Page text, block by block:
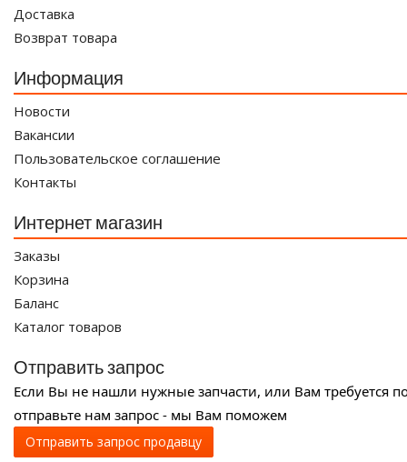
Доставка
Возврат товара
Информация
Новости
Вакансии
Пользовательское соглашение
Контакты
Интернет магазин
Заказы
Корзина
Баланс
Каталог товаров
Отправить запрос
Если Вы не нашли нужные запчасти, или Вам требуется
отправьте нам запрос - мы Вам поможем
Отправить запрос продавцу